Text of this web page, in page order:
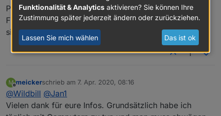
für richtig hält. Aber jedem bei kleinsten Problemen zu
empfehlen erst einmal auf latest zu gehen und
upzudaten halte ich für den falschen Weg...
Problemen sinnvoll sind. Ansonsten sollte man da die
Finger weg lassen, wenn man sich nicht wirklich 100%
sicher ist was man gerade tut.
1
M
Offline
meickerschrieb am 7. Apr. 2020, 08:16
zuletzt editiert von
@Wildbill @Jan1
Vielen dank für eure Infos. Grundsätzlich habe ich
Funktionalität & Analytics aktivieren? Sie können Ihre
Zustimmung später jederzeit ändern oder zurückziehen.
Lassen Sie mich wählen Das ist ok